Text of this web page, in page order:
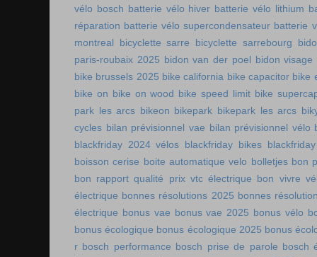
vélo bosch batterie vélo hiver batterie vélo lithium
réparation batterie vélo supercondensateur batterie
montreal
bicyclette sarre bicyclette sarrebourg
paris-roubaix 2025 bidon van der poel bidon visage
bike brussels 2025 bike california bike capacitor bike
bike on bike on wood bike speed limit bike
park les arcs bikeon bikepark bikepark les arcs
cycles bilan prévisionnel vae bilan prévisionnel vélo
blackfriday 2024 vélos blackfriday bikes
boisson cerise boite automatique velo bolletjes bon
bon rapport qualité prix vtc électrique bon vivre
électrique bonnes résolutions 2025 bonnes
électrique bonus vae bonus vae 2025 bonus vélo
bonus écologique bonus écologique 2025 bonus
r bosch performance bosch prise de parole bosch